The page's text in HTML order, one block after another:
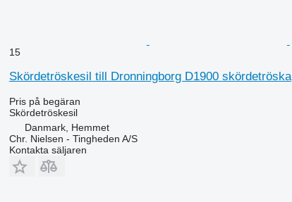
15
Skördetröskesil till Dronningborg D1900 skördetröska
Pris på begäran
Skördetröskesil
Danmark, Hemmet
Chr. Nielsen - Tingheden A/S
Kontakta säljaren